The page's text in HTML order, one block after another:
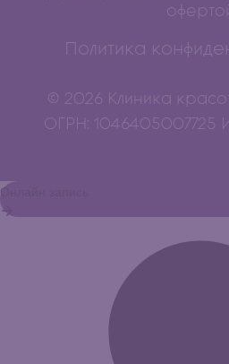
Политика
© 2026 Клиника
ОГРН: 1046405007725